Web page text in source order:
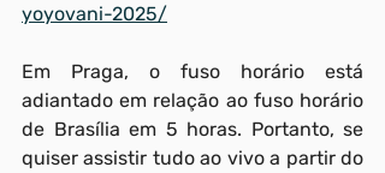
yoyovani-2025/
Em Praga, o fuso horário está
adiantado em relação ao fuso horário
de Brasília em 5 horas. Portanto, se
quiser assistir tudo ao vivo a partir do